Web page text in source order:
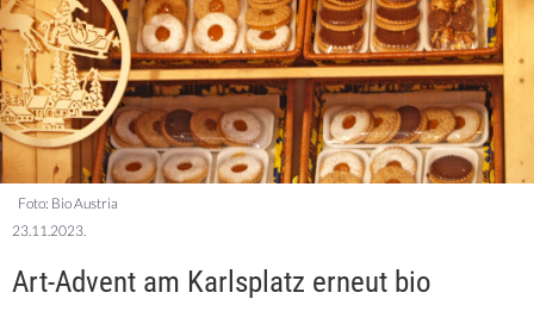
Foto: Bio Austria
23.11.2023.
Art-Advent am Karlsplatz erneut bio